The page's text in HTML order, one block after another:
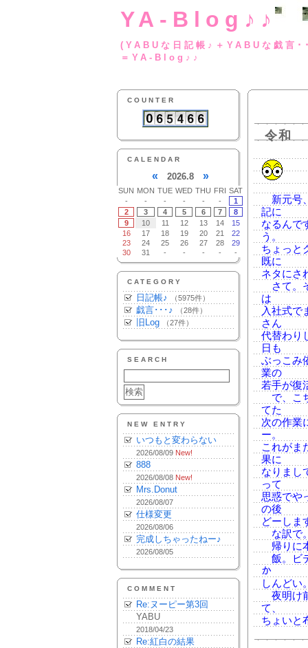
YA-Blog♪♪
(YABUな日記帳♪
＝YA-Blog♪♪
COUNTER
CALENDAR
« 2026.8 »
SUN MON TUE WED THU FRI SAT
-
- - - - -
1
2
3 4 5 6 7
8
9
10 11 12 13 14
15
16
17 18 19 20 21
22
23
24 25 26 27 28
29
30
31 - - - - -
CATEGORY
日記帳♪ （5975件）
戯言･･･♪ （28件）
旧Log （27件）
SEARCH
NEW ENTRY
いつもと変わらない
2026/08/09 New!
888
2026/08/08 New!
Mrs.Donut
2026/08/07
仕様変更
2026/08/06
完成しちゃったねー♪
2026/08/05
COMMENT
Re:ヌーピー第3回
YABU
2018/04/23
Re:紅白の結果
令和
新元号
記に
なるんで
う。
ちょっと
既に
ネタにさ
さて。
は
入社式で
さん
代替わり
日も
ぶっこみ
業の
若手が復
で、こ
てた
次の作業
ー。
これがま
果に
なりまし
って
思惑でや
の後
どーしま
な訳で
帰りに
飯。ビ
か
しんどい
夜明け
て、
ちょいと